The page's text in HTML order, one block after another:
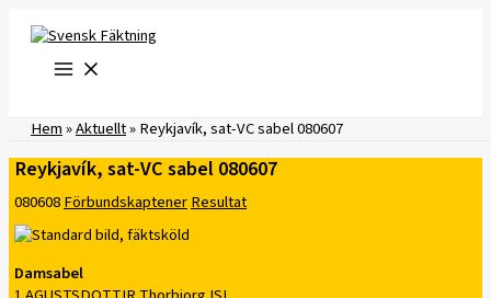
innehåll
Hem»Aktuellt»Reykjavík, sat-VC sabel 080607
Reykjavík, sat-VC sabel 080607
080608FörbundskaptenerResultat
Damsabel